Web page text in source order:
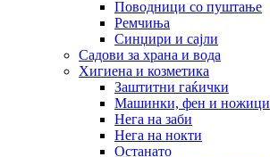
Поводници со пуштање
Ремчиња
Синџири и сајли
Садови за храна и вода
Хигиена и козметика
Заштитни гаќички
Машинки, фен и ножици
Нега на заби
Нега на нокти
Останато